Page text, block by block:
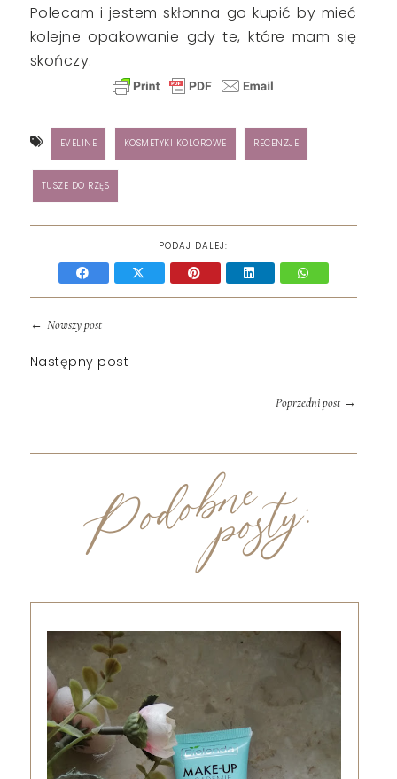
Polecam i jestem skłonna go kupić by mieć
kolejne opakowanie gdy te, które mam się
skończy.
EVELINE KOSMETYKI KOLOROWE RECENZJE
TUSZE DO RZĘS
PODAJ DALEJ:
← Nowszy post
Następny post
Poprzedni post→